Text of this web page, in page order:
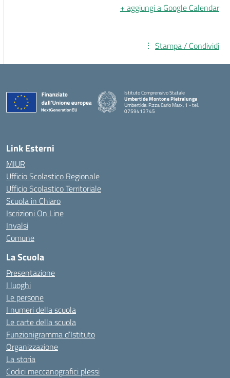
+ aggiungi a Google Calendar
Stampa / Condividi
Istituto Comprensivo Statale
Umbertide Montone Pietralunga
Umbertide: P.zza Carlo Marx, 1 - tel.
0759413745
Link Esterni
MIUR
Ufficio Scolastico Regionale
Ufficio Scolastico Territoriale
Scuola in Chiaro
Iscrizioni On Line
Invalsi
Comune
La Scuola
Presentazione
I luoghi
Le persone
I numeri della scuola
Le carte della scuola
Funzionigramma d’Istituto
Organizzazione
La storia
Codici meccanografici plessi